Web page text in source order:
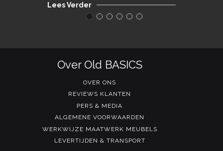
Lees Verder
Over Old BASICS
OVER ONS
REVIEWS KLANTEN
PERS & MEDIA
ALGEMENE VOORWAARDEN
WERKWIJZE MAATWERK MEUBELS
LEVERTIJDEN & TRANSPORT